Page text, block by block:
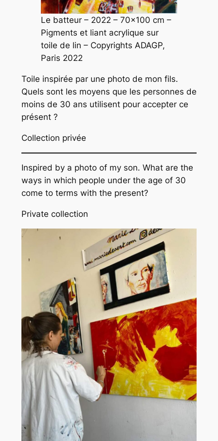
Le batteur – 2022 – 70×100 cm –
Pigments et liant acrylique sur
toile de lin – Copyrights ADAGP,
Paris 2022
Toile inspirée par une photo de mon fils.
Quels sont les moyens que les personnes de
moins de 30 ans utilisent pour accepter ce
présent ?
Collection privée
Inspired by a photo of my son. What are the
ways in which people under the age of 30
come to terms with the present?
Private collection